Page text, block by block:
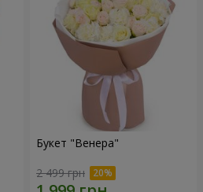
Букет "Венера"
2 499 грн